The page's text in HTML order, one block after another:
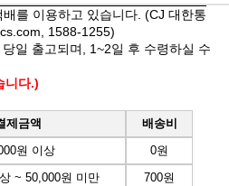
를 이용하고 있습니다. (CJ 대한통
, 1588-1255)
일 출고되며, 1~2일 후 수령하실 수
니다.)
제금액
배송비
원 이상
0원
~ 50,000원 미만
700원